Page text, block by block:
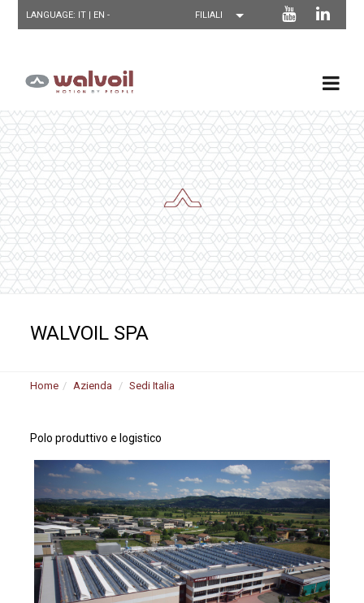
LANGUAGE: IT | EN-
WALVOIL SPA
Home Azienda Sedi Italia
Polo produttivo e logistico